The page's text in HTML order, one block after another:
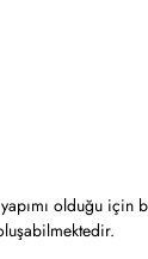
olduğu için